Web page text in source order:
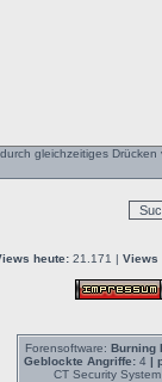
gleichzeitiges Drücken
heute: 21.171 | Views
Forensoftware: Burning
Geblockte Angriffe:4 |
CT Security